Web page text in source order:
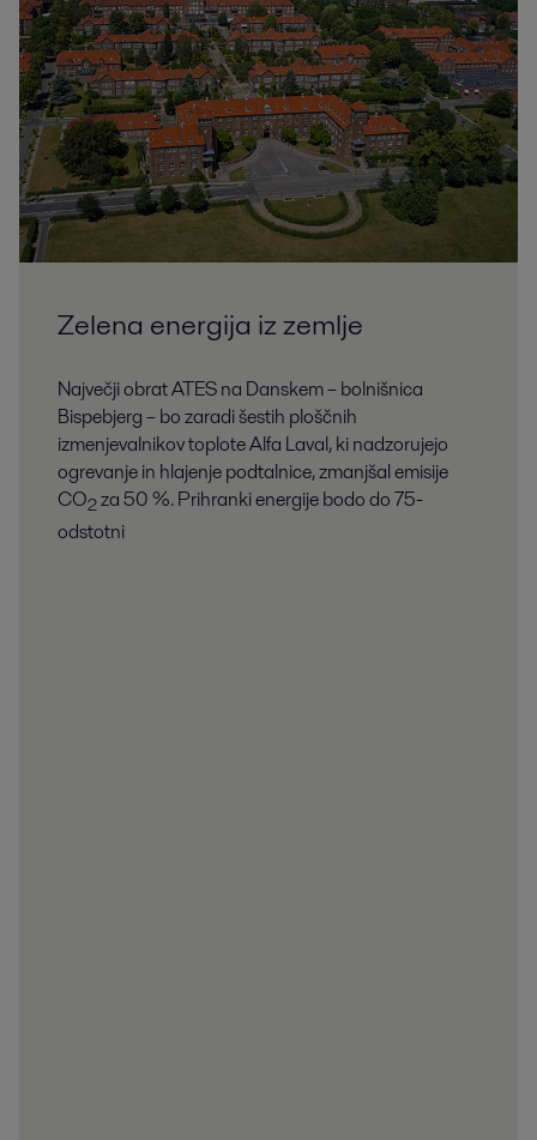
Zelena energija iz zemlje
Največji obrat ATES na Danskem – bolnišnica
Bispebjerg – bo zaradi šestih ploščnih
izmenjevalnikov toplote Alfa Laval, ki nadzorujejo
ogrevanje in hlajenje podtalnice, zmanjšal emisije
CO2za 50 %. Prihranki energije bodo do 75-
odstotni